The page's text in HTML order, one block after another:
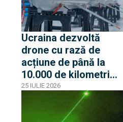
Ucraina dezvoltă
drone cu rază de
acțiune de până la
10.000 de kilometri
pentru a lovi complexul
militar-industrial din
spatele frontului rus
25 IULIE 2026